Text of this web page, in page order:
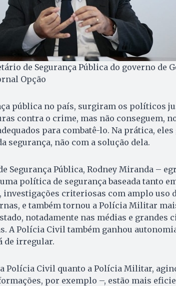
de Segurança Pública do governo de
Opção
pública no país, surgiram os políticos
contra o crime, mas não conseguem,
para combatê-lo. Na prática, eles
segurança, não com a solução dela.
Segurança Pública, Rodney Miranda –
política de segurança baseada tanto
criteriosas com amplo uso
e também tornou a Polícia Militar
notadamente nas médias e grandes
A Polícia Civil também ganhou
de irregular.
Polícia Civil quanto a Polícia Militar,
por exemplo –, estão mais